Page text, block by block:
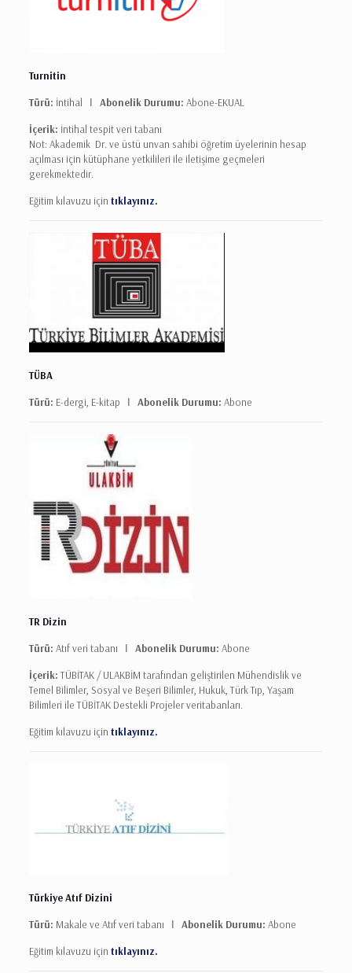
Turnitin
Türü: İntihal Ι Abonelik Durumu: Abone-EKUAL
İçerik: İntihal tespit veri tabanı
Not: Akademik Dr. ve üstü unvan sahibi öğretim üyelerinin hesap
açılması için kütüphane yetkilileri ile iletişime geçmeleri
gerekmektedir.
Eğitim kılavuzu için tıklayınız.
TÜBA
Türü: E-dergi, E-kitap Ι Abonelik Durumu: Abone
TR Dizin
Türü: Atıf veri tabanı Ι Abonelik Durumu: Abone
İçerik:TÜBİTAK / ULAKBİM tarafından geliştirilen Mühendislik ve
Temel Bilimler, Sosyal ve Beşeri Bilimler, Hukuk, Türk Tıp, Yaşam
Bilimleri ile TÜBİTAK Destekli Projeler veritabanları.
Eğitim kılavuzu için tıklayınız.
Türkiye Atıf Dizini
Türü: Makale ve Atıf veri tabanı Ι Abonelik Durumu: Abone
Eğitim kılavuzu için tıklayınız.